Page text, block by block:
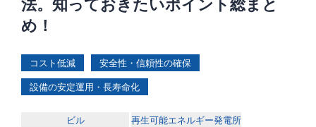
め！
コスト低減
安全性・信頼性の確保
設備の安定運用・長寿命化
ビル
再生可能エネルギー発電所